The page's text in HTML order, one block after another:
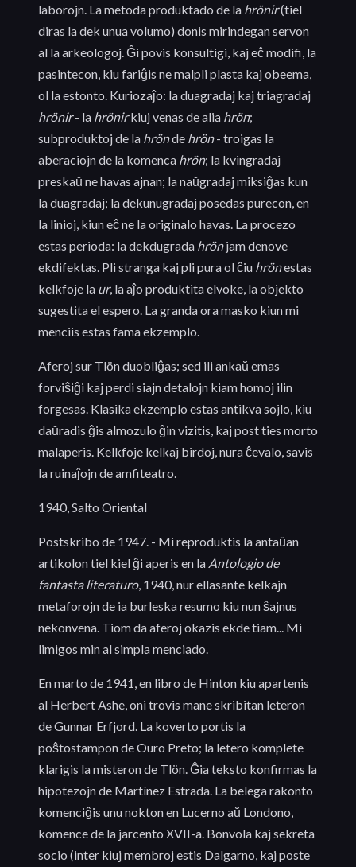
laborojn. La metoda produktado de la hrönir(tiel
diras la dek unua volumo) donis mirindegan servon
al la arkeologoj. Ĝi povis konsultigi, kaj eĉ modifi, la
pasintecon, kiu fariĝis ne malpli plasta kaj obeema,
ol la estonto. Kuriozaĵo: la duagradaj kaj triagradaj
hrönir- la hrönirkiuj venas de alia hrön;
subproduktoj de la hrönde hrön- troigas la
aberaciojn de la komenca hrön; la kvingradaj
preskaŭ ne havas ajnan; la naŭgradaj miksiĝas kun
la duagradaj; la dekunugradaj posedas purecon, en
la linioj, kiun eĉ ne la originalo havas. La procezo
estas perioda: la dekdugrada hrönjam denove
ekdifektas. Pli stranga kaj pli pura ol ĉiu hrönestas
kelkfoje la ur, la aĵo produktita elvoke, la objekto
sugestita el espero. La granda ora masko kiun mi
menciis estas fama ekzemplo.
Aferoj sur Tlön duobliĝas; sed ili ankaŭ emas
forviŝiĝi kaj perdi siajn detalojn kiam homoj ilin
forgesas. Klasika ekzemplo estas antikva sojlo, kiu
daŭradis ĝis almozulo ĝin vizitis, kaj post ties morto
malaperis. Kelkfoje kelkaj birdoj, nura ĉevalo, savis
la ruinaĵojn de amfiteatro.
1940, Salto Oriental
Postskribo de 1947. - Mi reproduktis la antaŭan
artikolon tiel kiel ĝi aperis en la Antologio de
fantasta literaturo, 1940, nur ellasante kelkajn
metaforojn de ia burleska resumo kiu nun ŝajnus
nekonvena. Tiom da aferoj okazis ekde tiam... Mi
limigos min al simpla menciado.
En marto de 1941, en libro de Hinton kiu apartenis
al Herbert Ashe, oni trovis mane skribitan leteron
de Gunnar Erfjord. La koverto portis la
poŝtostampon de Ouro Preto; la letero komplete
klarigis la misteron de Tlön. Ĝia teksto konfirmas la
hipotezojn de Martínez Estrada. La belega rakonto
komenciĝis unu nokton en Lucerno aŭ Londono,
komence de la jarcento XVII-a. Bonvola kaj sekreta
socio (inter kiuj membroj estis Dalgarno, kaj poste